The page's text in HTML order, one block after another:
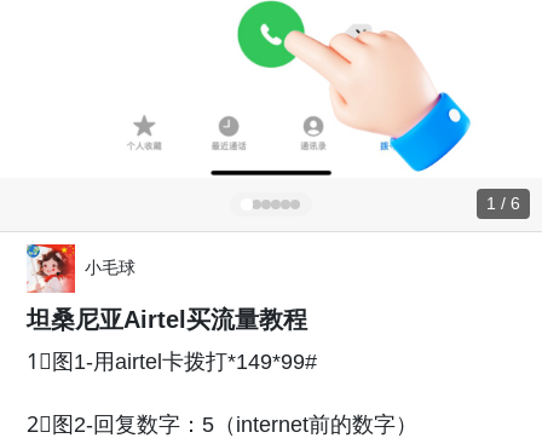
1 / 6
小毛球
坦桑尼亚Airtel买流量教程
1⃣️图1-用airtel卡拨打*149*99#
2⃣️图2-回复数字：5（internet前的数字）